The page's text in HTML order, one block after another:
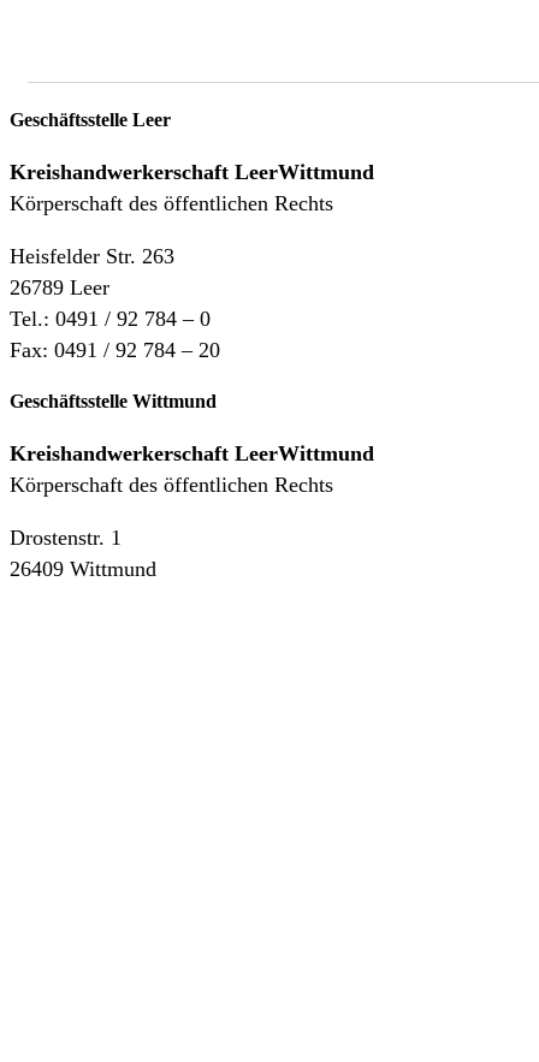
Geschäftsstelle Leer
Kreishandwerkerschaft LeerWittmund
Körperschaft des öffentlichen Rechts
Heisfelder Str. 263
26789 Leer
Tel.: 0491 / 92 784 – 0
Fax: 0491 / 92 784 – 20
Geschäftsstelle Wittmund
Kreishandwerkerschaft LeerWittmund
Körperschaft des öffentlichen Rechts
Drostenstr. 1
26409 Wittmund